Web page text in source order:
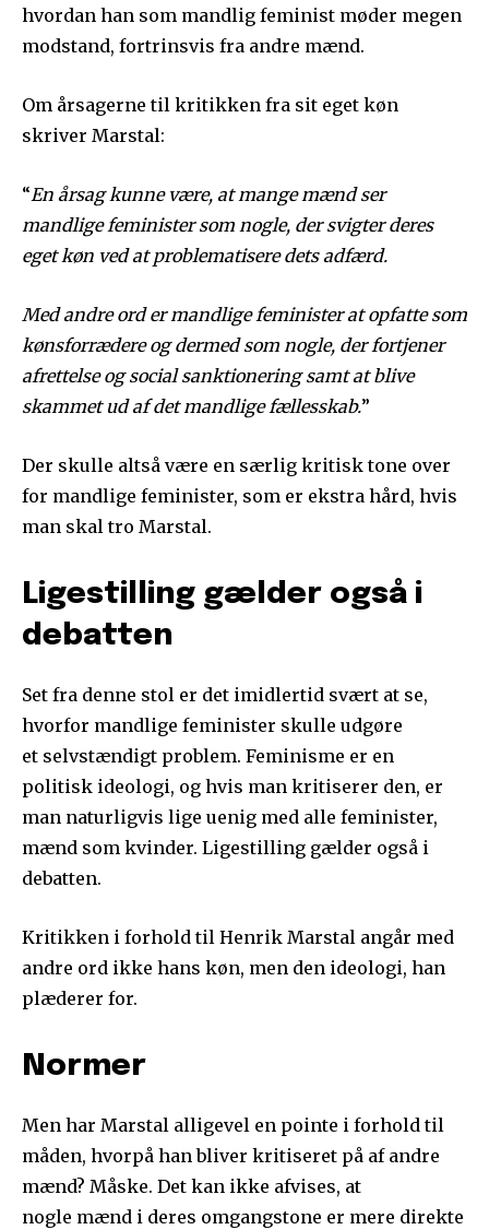
hvordan han som mandlig feminist møder megen
modstand, fortrinsvis fra andre mænd.
Om årsagerne til kritikken fra sit eget køn
skriver Marstal:
“En årsag kunne være, at mange mænd ser
mandlige feminister som nogle, der svigter deres
eget køn ved at problematisere dets adfærd.
Med andre ord er mandlige feminister at opfatte som
kønsforrædere og dermed som nogle, der fortjener
afrettelse og social sanktionering samt at blive
skammet ud af det mandlige fællesskab.”
Der skulle altså være en særlig kritisk tone over
for mandlige feminister, som er ekstra hård, hvis
man skal tro Marstal.
Ligestilling gælder også i
debatten
Set fra denne stol er det imidlertid svært at se,
hvorfor mandlige feminister skulle udgøre
et selvstændigt problem. Feminisme er en
politisk ideologi, og hvis man kritiserer den, er
man naturligvis lige uenig med alle feminister,
mænd som kvinder. Ligestilling gælder også i
debatten.
Kritikken i forhold til Henrik Marstal angår med
andre ord ikke hans køn, men den ideologi, han
plæderer for.
Normer
Men har Marstal alligevel en pointe i forhold til
måden, hvorpå han bliver kritiseret på af andre
mænd? Måske. Det kan ikke afvises, at
nogle mænd i deres omgangstone er mere direkte